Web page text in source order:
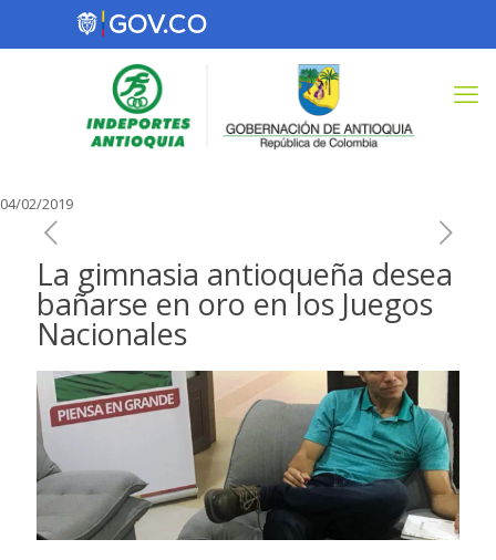
04/02/2019
La gimnasia antioqueña desea
bañarse en oro en los Juegos
Nacionales